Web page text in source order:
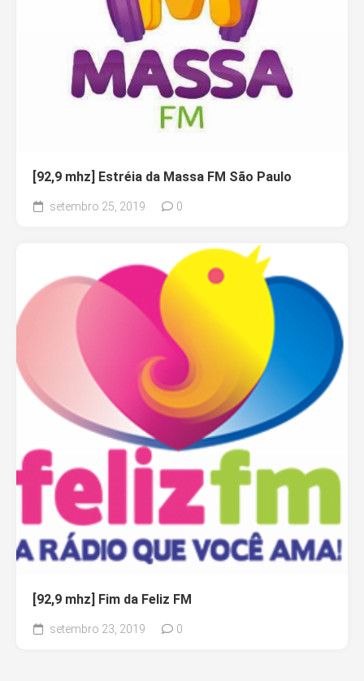
[92,9 mhz] Estréia da Massa FM São Paulo
setembro 25, 2019 0
[92,9 mhz] Fim da Feliz FM
setembro 23, 2019 0